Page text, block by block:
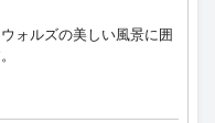
ォルズの美しい風景に囲